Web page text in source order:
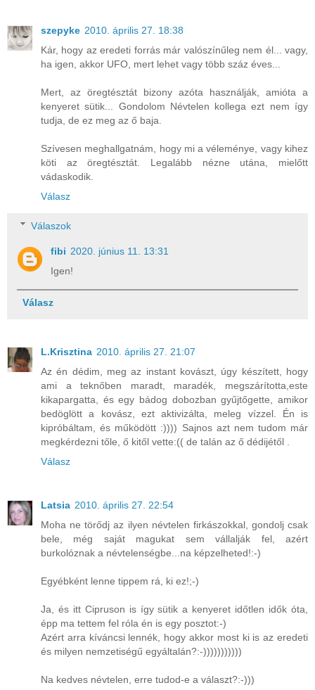
szepyke 2010. április 27. 18:38
Kár, hogy az eredeti forrás már valószínűleg nem él... vagy,
ha igen, akkor UFO, mert lehet vagy több száz éves...
Mert, az öregtésztát bizony azóta használják, amióta a
kenyeret sütik... Gondolom Névtelen kollega ezt nem így
tudja, de ez meg az ő baja.
Szívesen meghallgatnám, hogy mi a véleménye, vagy kihez
köti az öregtésztát. Legalább nézne utána, mielőtt
vádaskodik.
Válasz
Válaszok
fibi 2020. június 11. 13:31
Igen!
Válasz
L.Krisztina 2010. április 27. 21:07
Az én dédim, meg az instant kovászt, úgy készített, hogy
ami a teknőben maradt, maradék, megszárította,este
kikapargatta, és egy bádog dobozban gyűjtőgette, amikor
bedöglött a kovász, ezt aktivizálta, meleg vízzel. Én is
kipróbáltam, és működött :)))) Sajnos azt nem tudom már
megkérdezni tőle, ő kitől vette:(( de talán az ő dédijétől .
Válasz
Latsia 2010. április 27. 22:54
Moha ne törődj az ilyen névtelen firkászokkal, gondolj csak
bele, még saját magukat sem vállalják fel, azért
burkolóznak a névtelenségbe...na képzelheted!:-)
Egyébként lenne tippem rá, ki ez!;-)
Ja, és itt Cipruson is így sütik a kenyeret időtlen idők óta,
épp ma tettem fel róla én is egy posztot:-)
Azért arra kíváncsi lennék, hogy akkor most ki is az eredeti
és milyen nemzetiségű egyáltalán?:-)))))))))))
Na kedves névtelen, erre tudod-e a választ?:-)))